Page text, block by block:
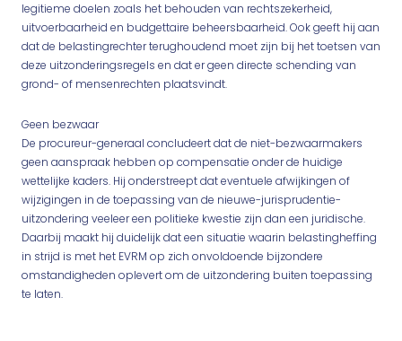
legitieme doelen zoals het behouden van rechtszekerheid,
uitvoerbaarheid en budgettaire beheersbaarheid. Ook geeft hij aan
dat de belastingrechter terughoudend moet zijn bij het toetsen van
deze uitzonderingsregels en dat er geen directe schending van
grond- of mensenrechten plaatsvindt.
Geen bezwaar
De procureur-generaal concludeert dat de niet-bezwaarmakers
geen aanspraak hebben op compensatie onder de huidige
wettelijke kaders. Hij onderstreept dat eventuele afwijkingen of
wijzigingen in de toepassing van de nieuwe-jurisprudentie-
uitzondering veeleer een politieke kwestie zijn dan een juridische.
Daarbij maakt hij duidelijk dat een situatie waarin belastingheffing
in strijd is met het EVRM op zich onvoldoende bijzondere
omstandigheden oplevert om de uitzondering buiten toepassing
te laten.